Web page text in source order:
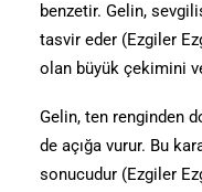
benzetir. Gelin,
tasvir eder (Ezgiler
olan büyük çekimini
Gelin, ten renginden
de açığa vurur. Bu
sonucudur (Ezgiler